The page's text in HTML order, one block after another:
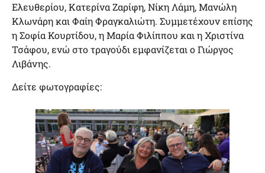
Ελευθερίου, Κατερίνα Ζαρίφη, Νίκη Λάμη, Μανώλη
Κλωνάρη και Φαίη Φραγκαλιώτη. Συμμετέχουν επίσης
η Σοφία Κουρτίδου, η Μαρία Φιλίππου και η Χριστίνα
Τσάφου, ενώ στο τραγούδι εμφανίζεται ο Γιώργος
Λιβάνης.
Δείτε φωτογραφίες: